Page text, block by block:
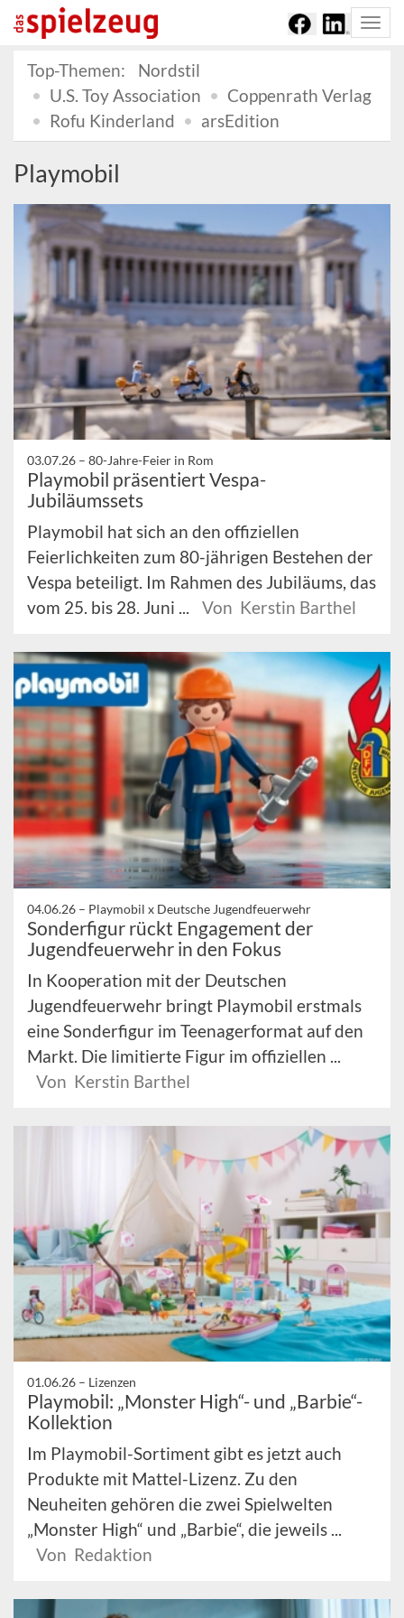
Top-Themen:
Nordstil
U.S. Toy Association
Coppenrath Verlag
Rofu Kinderland
arsEdition
Playmobil
03.07.26 – 80-Jahre-Feier in Rom
Playmobil präsentiert Vespa-
Jubiläumssets
Playmobil hat sich an den offiziellen
Feierlichkeiten zum 80-jährigen Bestehen der
Vespa beteiligt. Im Rahmen des Jubiläums, das
vom 25. bis 28. Juni ...
Von Kerstin Barthel
04.06.26 – Playmobil x Deutsche Jugendfeuerwehr
Sonderfigur rückt Engagement der
Jugendfeuerwehr in den Fokus
In Kooperation mit der Deutschen
Jugendfeuerwehr bringt Playmobil erstmals
eine Sonderfigur im Teenagerformat auf den
Markt. Die limitierte Figur im offiziellen ...
Von Kerstin Barthel
01.06.26 – Lizenzen
Playmobil: „Monster High“- und „Barbie“-
Kollektion
Im Playmobil-Sortiment gibt es jetzt auch
Produkte mit Mattel-Lizenz. Zu den
Neuheiten gehören die zwei Spielwelten
„Monster High“ und „Barbie“, die jeweils ...
Von Redaktion